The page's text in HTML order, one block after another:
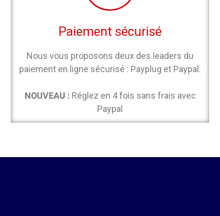
Paiement sécurisé
Nous vous proposons deux des leaders du
paiement en ligne sécurisé : Payplug et Paypal.
NOUVEAU : Réglez en 4 fois sans frais avec
Paypal